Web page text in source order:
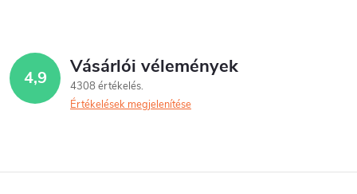
4,9 Vásárlói vélemények
4308 értékelés
Értékelések megjelenítése